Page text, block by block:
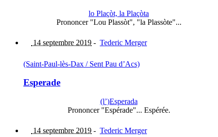
lo Plaçòt, la Plaçòta
Prononcer "Lou Plassòt", "la Plassòte"...
14 septembre 2019 - Tederic Merger
(Saint-Paul-lès-Dax / Sent Pau d’Acs)
Esperade
(l’)Esperada
Prononcer "Espérade"... Espérée.
14 septembre 2019 - Tederic Merger